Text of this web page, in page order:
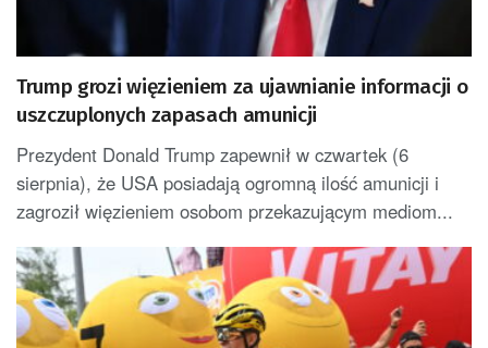
Trump grozi więzieniem za ujawnianie informacji o
uszczuplonych zapasach amunicji
Prezydent Donald Trump zapewnił w czwartek (6
sierpnia), że USA posiadają ogromną ilość amunicji i
zagroził więzieniem osobom przekazującym mediom...